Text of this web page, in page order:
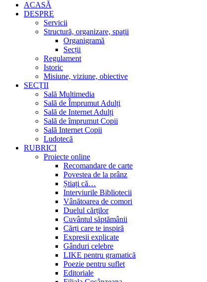
ACASĂ
DESPRE
Servicii
Structură, organizare, spații
Organigramă
Secții
Regulament
Istoric
Misiune, viziune, obiective
SECȚII
Sală Multimedia
Sală de Împrumut Adulți
Sală de Internet Adulți
Sală de împrumut Copii
Sală Internet Copii
Ludotecă
RUBRICI
Proiecte online
Recomandare de carte
Povestea de la prânz
Știați că…
Interviurile Bibliotecii
Vânătoarea de comori
Duelul cărților
Cuvântul săptămânii
Cărți care te inspiră
Expresii explicate
Gânduri celebre
LIKE pentru gramatică
Poezie pentru suflet
Editoriale